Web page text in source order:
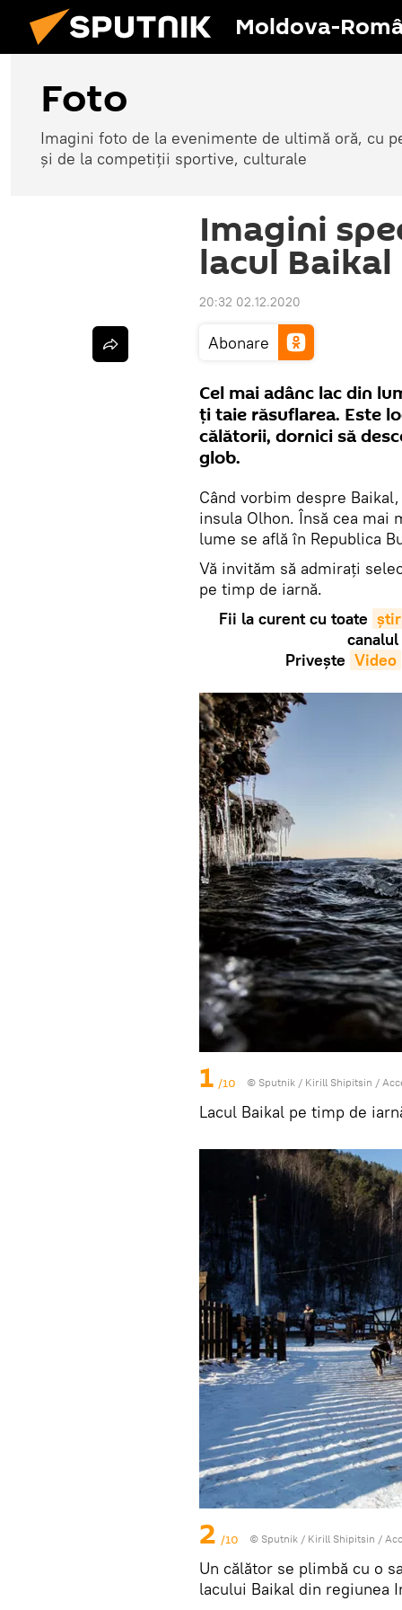
Moldova-
Foto
Imagini foto de la evenimente de ultimă oră, cu
și de la competiții sportive, culturale
Imagini
lacul Baikal
20:32 02.12.2020
Abonare
Cel mai adânc lac din
ți taie răsuflarea. Este
călătorii, dornici să
glob.
Când vorbim despre
insula Olhon. Însă cea mai
lume se află în Republica
Vă invităm să admirați
pe timp de iarnă.
Fii la curent cu toate
Privește Video
1 /10 © Sputnik / Kirill Shipitsin /
Lacul Baikal pe timp de
2 /10 © Sputnik / Kirill Shipitsin /
Un călător se plimbă cu o
lacului Baikal din regiunea